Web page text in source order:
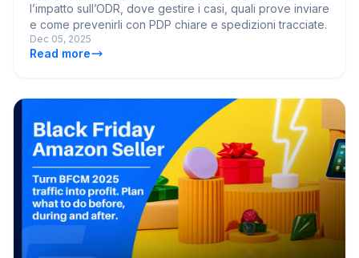
l’impatto sull’ODR, dove gestire i casi, quali prove inviare
e come prevenirli con PDP chiare e spedizioni tracciate.
Dec 05, 2025
Read more